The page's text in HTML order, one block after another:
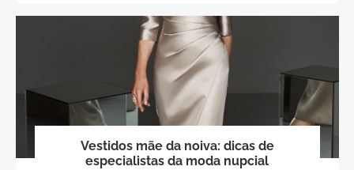
Vestidos mãe da noiva: dicas de
especialistas da moda nupcial